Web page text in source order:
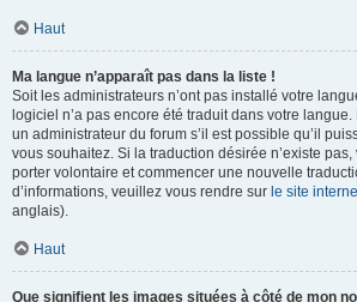
Haut
Ma langue n’apparaît pas dans la liste !
Soit les administrateurs n’ont pas installé votre
logiciel n’a pas encore été traduit dans votre
un administrateur du forum s’il est possible qu’il
vous souhaitez. Si la traduction désirée n’existe
porter volontaire et commencer une nouvelle
d’informations, veuillez vous rendre sur le site
anglais).
Haut
Que signifient les images situées à côté de mon